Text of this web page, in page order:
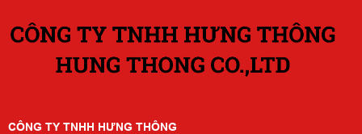
CÔNG TY TNHH HƯNG THÔNG